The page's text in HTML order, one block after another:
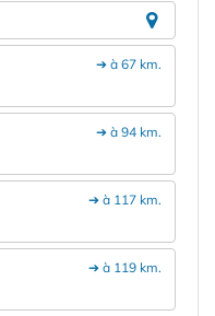
➔ à 67 km.
➔ à 94 km.
➔ à 117 km.
➔ à 119 km.